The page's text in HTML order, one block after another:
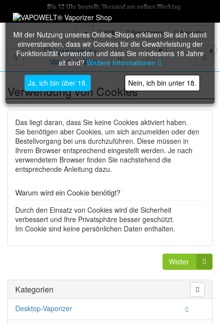
Bis 12 Uhr bestellt: Versand am selben Werktag
B2B Registrieren Anmelden
Toggle navigation
0 0
Mit der Nutzung unseres Online-Shops erklären Sie sich damit
einverstanden, dass wir Cookies für die Gewährleistung der
Funktionalität verwenden und dass Sie mindestens 18 Jahre
alt sind?Weitere Informationen
Ja, ich bin über 18. Nein, ich bin unter 18.
Verwendung von Cookies
Das liegt daran, dass Sie keine Cookies aktiviert haben.
Sie benötigen aber Cookies, um sich anzumelden oder den
Bestellvorgang bei uns durchzuführen. Diese müssen in
Ihrem Browser entsprechend eingestellt werden. Je nach
verwendetem Browser finden Sie nachstehend die
entsprechende Anleitung dazu.
Warum wird ein Cookie benötigt?
Durch den Einsatz von Cookies wird die Sicherheit
verbessert und Ihre Privatsphäre besser geschützt.
Im Cookie sind keine persönlichen Daten enthalten.
Weiter
Kategorien
Desktop-Vaporizer